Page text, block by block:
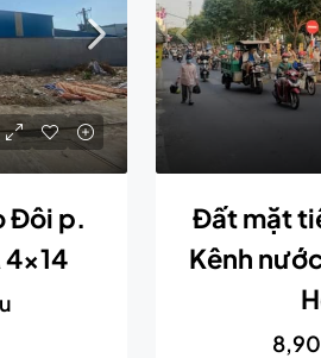
Đôi p.
4×14
Đất mặt
Kênh